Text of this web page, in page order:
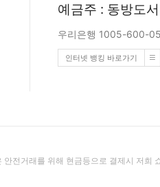
예금주 : 동방도서
우리은행 1005-600-
인터넷 뱅킹 바로가기
안전거래를 위해 현금등으로 결제시 저희